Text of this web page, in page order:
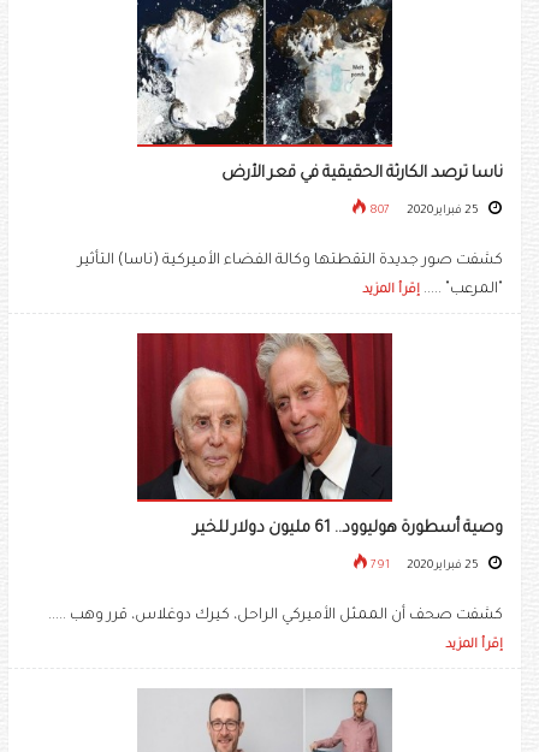
ناسا ترصد الكارثة الحقيقية في قعر الأرض
807
كشفت صور جديدة التقطتها وكالة الفضاء الأميركية (ناسا) التأثير
"المرعب" ..... إقرأ المزيد
وصية أسطورة هوليوود.. 61 مليون دولار للخير
791
كشفت صحف أن الممثل الأميركي الراحل، كيرك دوغلاس، قرر وهب .....
إقرأ المزيد